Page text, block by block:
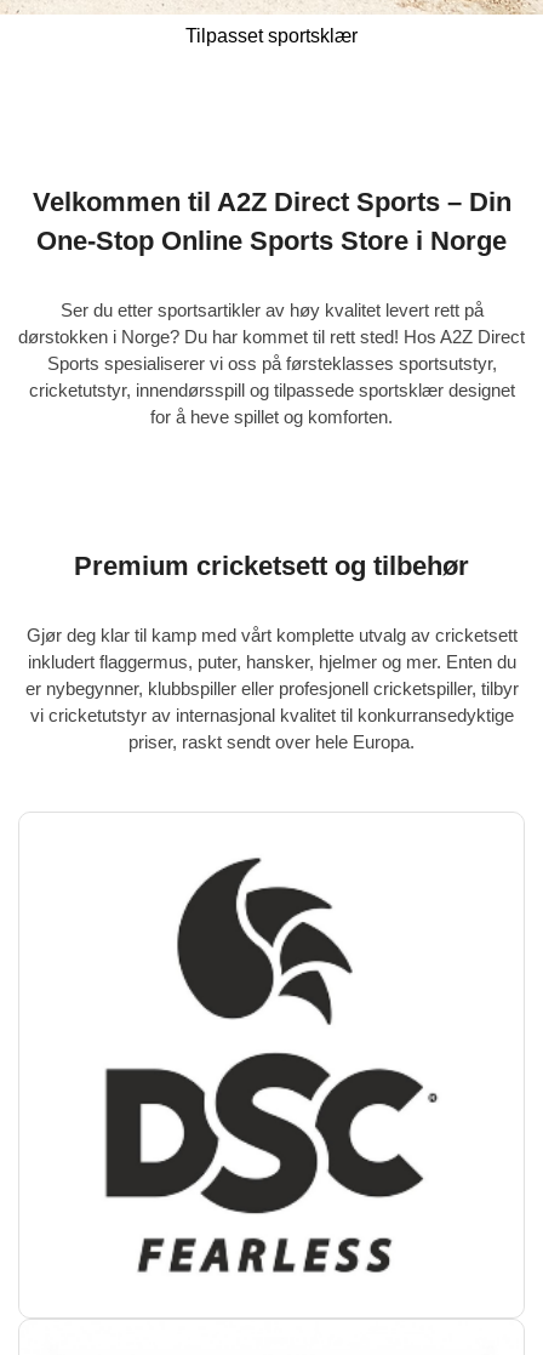
Tilpasset sportsklær
Velkommen til A2Z Direct Sports – Din
One-Stop Online Sports Store i Norge
Ser du etter sportsartikler av høy kvalitet levert rett på
dørstokken i Norge? Du har kommet til rett sted! Hos A2Z Direct
Sports spesialiserer vi oss på førsteklasses sportsutstyr,
cricketutstyr, innendørsspill og tilpassede sportsklær designet
for å heve spillet og komforten.
Premium cricketsett og tilbehør
Gjør deg klar til kamp med vårt komplette utvalg av cricketsett
inkludert flaggermus, puter, hansker, hjelmer og mer. Enten du
er nybegynner, klubbspiller eller profesjonell cricketspiller, tilbyr
vi cricketutstyr av internasjonal kvalitet til konkurransedyktige
priser, raskt sendt over hele Europa.